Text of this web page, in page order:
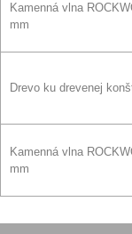
Kamenná vlna
mm
Drevo ku drevenej
Kamenná vlna
mm